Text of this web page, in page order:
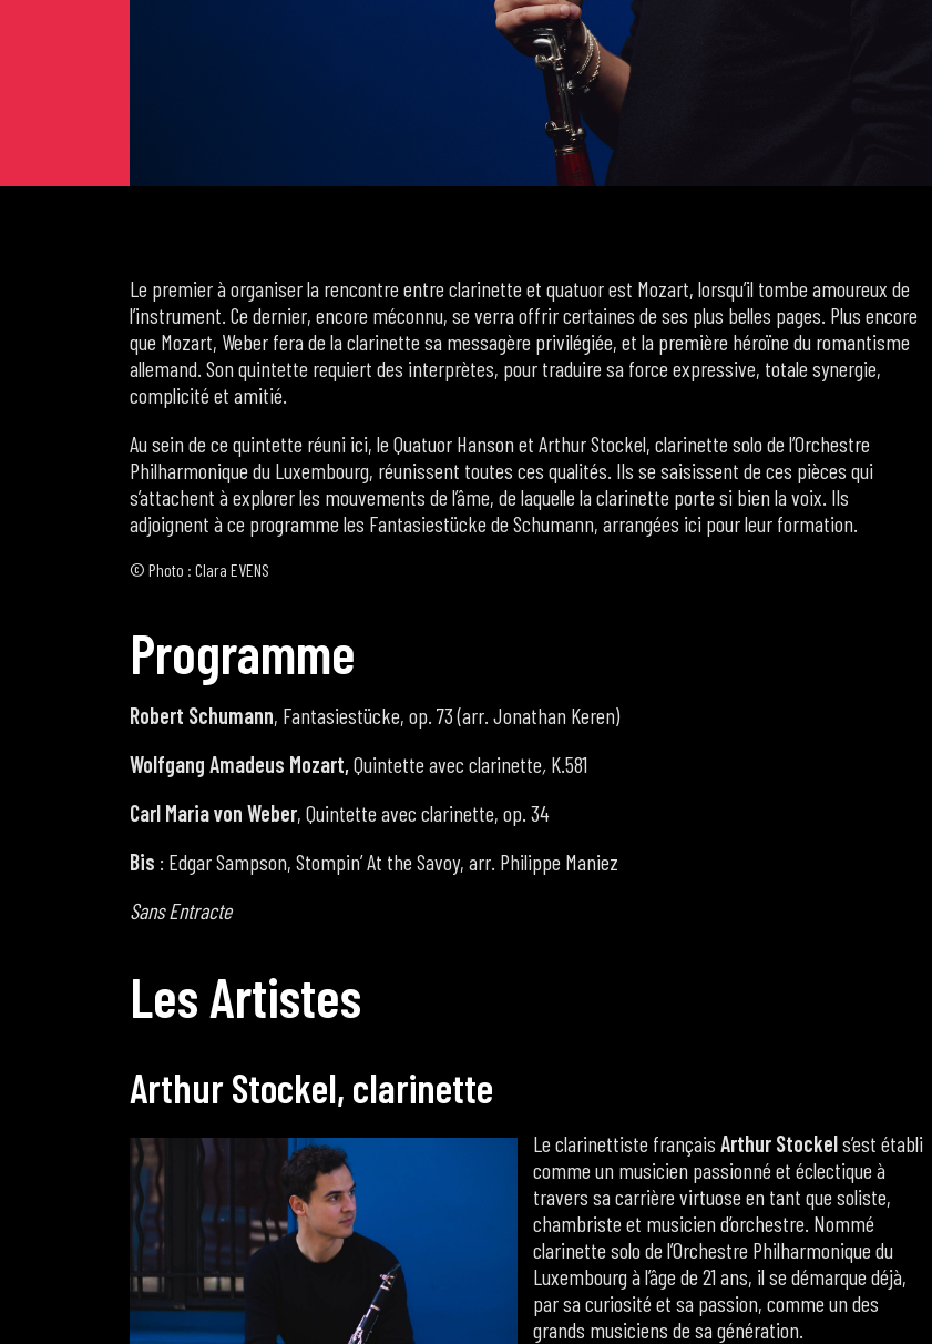
Le premier à organiser la rencontre entre clarinette et quatuor est Mozart, lorsqu’il tombe amoureux de
l’instrument. Ce dernier, encore méconnu, se verra offrir certaines de ses plus belles pages. Plus encore
que Mozart, Weber fera de la clarinette sa messagère privilégiée, et la première héroïne du romantisme
allemand. Son quintette requiert des interprètes, pour traduire sa force expressive, totale synergie,
complicité et amitié.
Au sein de ce quintette réuni ici, le Quatuor Hanson et Arthur Stockel, clarinette solo de l’Orchestre
Philharmonique du Luxembourg, réunissent toutes ces qualités. Ils se saisissent de ces pièces qui
s’attachent à explorer les mouvements de l’âme, de laquelle la clarinette porte si bien la voix. Ils
adjoignent à ce programme les Fantasiestücke de Schumann, arrangées ici pour leur formation.
© Photo : Clara EVENS
Programme
Robert Schumann, Fantasiestücke, op. 73 (arr. Jonathan Keren)
Wolfgang Amadeus Mozart,Quintette avec clarinette, K.581
Carl Maria von Weber, Quintette avec clarinette, op. 34
Bis : Edgar Sampson, Stompin’ At the Savoy, arr. Philippe Maniez
Sans Entracte
Les Artistes
ArthurStockel, clarinette
Le clarinettiste français Arthur Stockels’est établi
comme un musicien passionné et éclectique à
travers sa carrière virtuose en tant que soliste,
chambriste et musicien d’orchestre. Nommé
clarinette solo de l’Orchestre Philharmonique du
Luxembourg à l’âge de 21 ans, il se démarque déjà,
par sa curiosité et sa passion, comme un des
grands musiciens de sa génération.